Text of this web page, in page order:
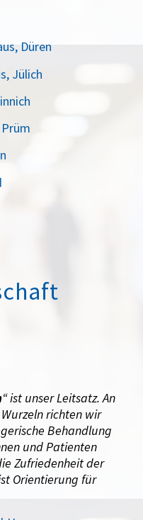
Düren
Jülich
“ ist unser Leitsatz. An
richten wir
Behandlung
und Patienten
Zufriedenheit der
Orientierung für